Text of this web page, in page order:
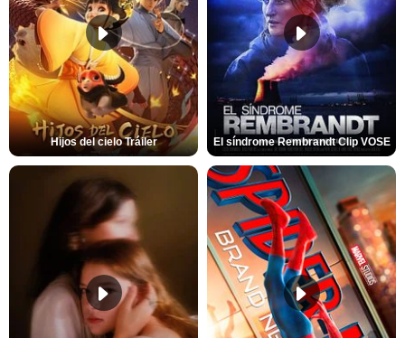
Hijos del cielo Tráiler El síndrome Rembrandt Clip VOSE